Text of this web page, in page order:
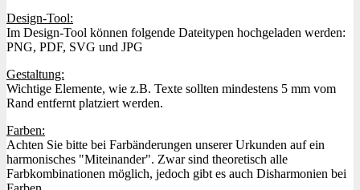
Design-Tool:
Im Design-Tool können folgende Dateitypen hochgeladen werden:
PNG, PDF, SVG und JPG
Gestaltung:
Wichtige Elemente, wie z.B. Texte sollten mindestens 5 mm vom
Rand entfernt platziert werden.
Farben:
Achten Sie bitte bei Farbänderungen unserer Urkunden auf ein
harmonisches "Miteinander". Zwar sind theoretisch alle
Farbkombinationen möglich, jedoch gibt es auch Disharmonien bei